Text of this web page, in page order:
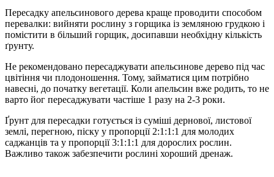
Пересадку апельсинового дерева краще проводити способом
перевалки: вийняти рослину з горщика із земляною грудкою і
помістити в більший горщик, досипавши необхідну кількість
ґрунту.
Не рекомендовано пересаджувати апельсинове дерево під час
цвітіння чи плодоношення. Тому, займатися цим потрібно
навесні, до початку вегетації. Коли апельсин вже родить, то не
варто йог пересаджувати частіше 1 разу на 2-3 роки.
Ґрунт для пересадки готується із суміші дернової, листової
землі, перегною, піску у пропорції 2:1:1:1 для молодих
саджанців та у пропорції 3:1:1:1 для дорослих рослин.
Важливо також забезпечити рослині хороший дренаж.